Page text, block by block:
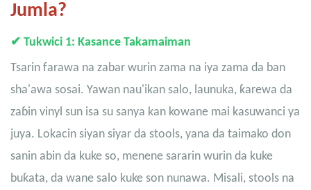
Jumla?
✔ Tukwici 1: Kasance Takamaiman
Tsarin farawa na zabar wurin zama na iya zama da ban
sha'awa sosai. Yawan nau'ikan salo, launuka, ƙarewa da
zaɓin vinyl sun isa su sanya kan kowane mai kasuwanci ya
juya. Lokacin siyan siyar da stools, yana da taimako don
sanin abin da kuke so, menene sararin wurin da kuke
buƙata, da wane salo kuke son nunawa. Misali, stools na